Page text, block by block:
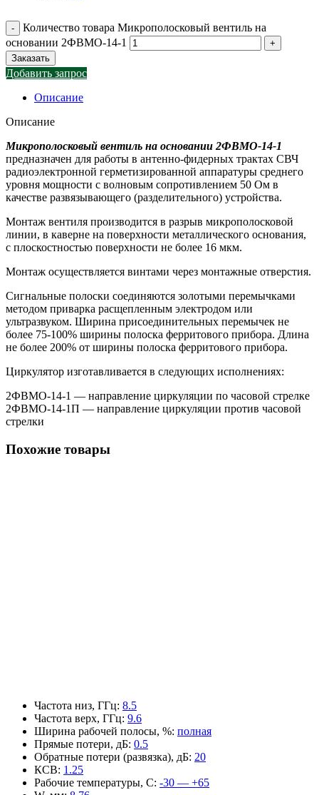
Количество товара Микрополосковый вентиль на
основании 2ФВМO-14-1
Заказать
Добавить запрос
Описание
Описание
Микрополосковый вентиль на основании 2ФВМO-14-1
предназначен для работы в антенно-фидерных трактах СВЧ
радиоэлектронной герметизированной аппаратуры среднего
уровня мощности с волновым сопротивлением 50 Ом в
качестве развязывающего (разделительного) устройства.
Монтаж вентиля производится в разрыв микрополосковой
линии, в каверне на поверхности металлического основания,
с плоскостностью поверхности не более 16 мкм.
Монтаж осуществляется винтами через монтажные отверстия.
Сигнальные полоски соединяются золотыми перемычками
методом приварка расщепленным электродом или
ультразвуком. Ширина присоединительных перемычек не
более 75-100% ширины полоска ферритового прибора. Длина
не более 200% от ширины полоска ферритового прибора.
Циркулятор изготавливается в следующих исполнениях:
2ФВМO-14-1 — направление циркуляции по часовой стрелке
2ФВМO-14-1П — направление циркуляции против часовой
стрелки
Похожие товары
Частота низ, ГГц: 8.5
Частота верх, ГГц: 9.6
Ширина рабочей полосы, %: полная
Прямые потери, дБ: 0.5
Обратные потери (развязка), дБ: 20
КСВ: 1.25
Рабочие температуры, С: -30 — +65